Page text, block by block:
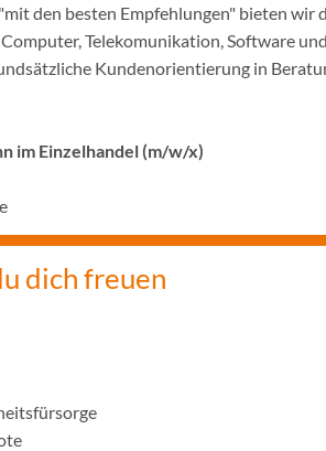
den besten Empfehlungen" bieten wir
Telekomunikation, Software
Kundenorientierung in
im Einzelhandel (m/w/x)
dich freuen